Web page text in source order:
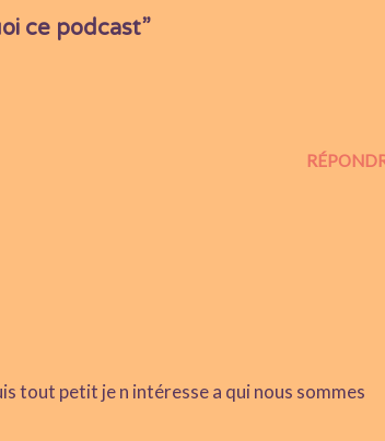
ce podcast”
tout petit je n intéresse a qui nous sommes